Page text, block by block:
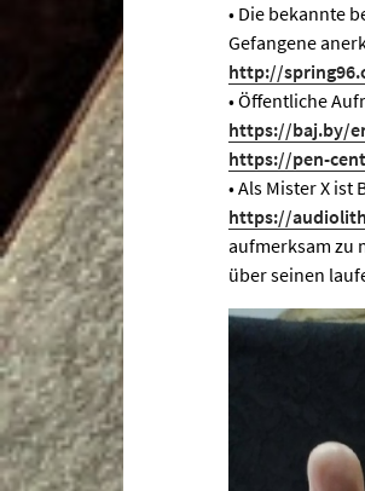
• Die bekannte
Gefangene
http://
• Öffentliche
https://baj.by/
https://pen-
• Als Mister X
https://
aufmerksam zu
über seinen